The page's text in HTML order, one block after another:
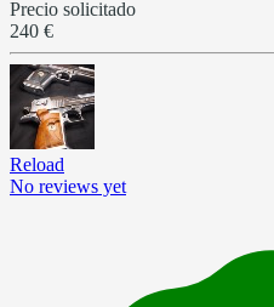
Precio solicitado
240 €
Reload
No reviews yet